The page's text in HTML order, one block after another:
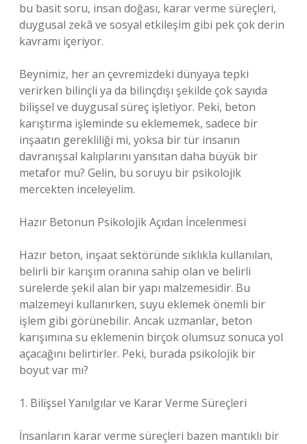
bu basit soru, insan doğası, karar verme süreçleri,
duygusal zekâ ve sosyal etkileşim gibi pek çok derin
kavramı içeriyor.
Beynimiz, her an çevremizdeki dünyaya tepki
verirken bilinçli ya da bilinçdışı şekilde çok sayıda
bilişsel ve duygusal süreç işletiyor. Peki, beton
karıştırma işleminde su eklememek, sadece bir
inşaatın gerekliliği mi, yoksa bir tür insanın
davranışsal kalıplarını yansıtan daha büyük bir
metafor mu? Gelin, bu soruyu bir psikolojik
mercekten inceleyelim.
Hazır Betonun Psikolojik Açıdan İncelenmesi
Hazır beton, inşaat sektöründe sıklıkla kullanılan,
belirli bir karışım oranına sahip olan ve belirli
sürelerde şekil alan bir yapı malzemesidir. Bu
malzemeyi kullanırken, suyu eklemek önemli bir
işlem gibi görünebilir. Ancak uzmanlar, beton
karışımına su eklemenin birçok olumsuz sonuca yol
açacağını belirtirler. Peki, burada psikolojik bir
boyut var mı?
1. Bilişsel Yanılgılar ve Karar Verme Süreçleri
İnsanların karar verme süreçleri bazen mantıklı bir